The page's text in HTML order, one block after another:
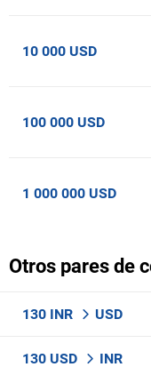
10 000 USD
100 000 USD
1 000 000 USD
Otros pares de
130 INR USD
130 USD INR